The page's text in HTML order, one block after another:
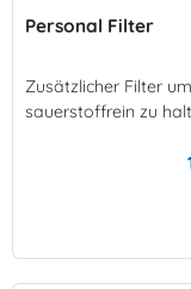
Personal Filter
Zusätzlicher Filter
sauerstoffrein zu